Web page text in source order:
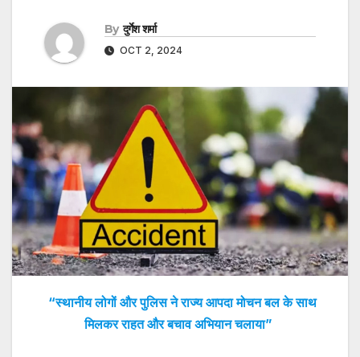
By दुर्गेश शर्मा
OCT 2, 2024
“स्थानीय लोगों और पुलिस ने राज्य आपदा मोचन बल के साथ
मिलकर राहत और बचाव अभियान चलाया”